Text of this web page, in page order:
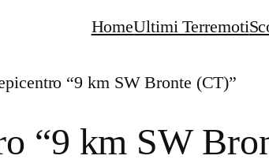
HomeUltimi Terremoti
“9 km SW Bronte (CT)”
“9 km SW